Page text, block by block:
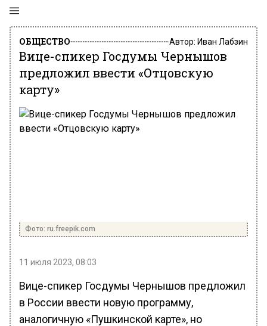
ОБЩЕСТВО Автор: Иван Лабзин
Вице-спикер Госдумы Чернышов
предложил ввести «Отцовскую
карту»
Фото: ru.freepik.com
11 июля 2023, 08:03
Вице-спикер Госдумы Чернышов предложил
в России ввести новую программу,
аналогичную «Пушкинской карте», но